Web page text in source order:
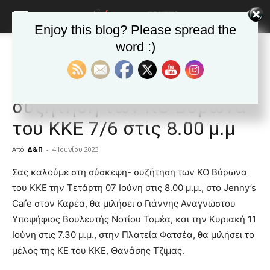
Ανακοινώσεις - Δελτία τύπου
Ανακοινώσεις - Δελτία τύπου Δημοφιλή άρθρα
Ανατολικά ΚΚΕ: Σύσκεψη-
συζήτηση των ΚΟ Βύρωνα
του ΚΚΕ 7/6 στις 8.00 μ.μ
Από Δ&Π - 4 Ιουνίου 2023
blonde
lesbians
hot
cam
show.desi
xxx
Σας καλούμε στη σύσκεψη- συζήτηση των ΚΟ Βύρωνα
του ΚΚΕ την Τετάρτη 07 Ιούνη στις 8.00 μ.μ., στο Jenny’s
Cafe στον Καρέα, θα μιλήσει ο Γιάννης Αναγνώστου
Υποψήφιος Βουλευτής Νοτίου Τομέα, και την Κυριακή 11
Ιούνη στις 7.30 μ.μ., στην Πλατεία Φατσέα, θα μιλήσει το
μέλος της ΚΕ του ΚΚΕ, Θανάσης Τζιμας.
Enjoy this blog? Please spread the
word :)